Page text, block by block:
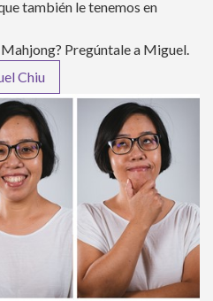
también le tenemos en
Pregúntale a Miguel.
Chiu